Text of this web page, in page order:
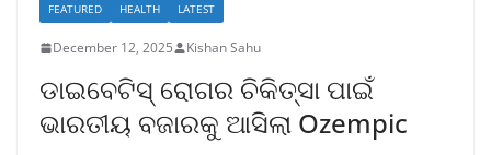
FEATURED HEALTH LATEST
December 12, 2025 Kishan Sahu
ଡାଇବେଟିସ୍ ରୋଗର ଚିକିତ୍ସା ପାଇଁ
ଭାରତୀୟ ବଜାରକୁ ଆସିଲା Ozempic